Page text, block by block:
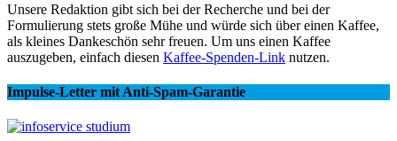
Unsere Redaktion gibt sich bei der Recherche und bei der
Formulierung stets große Mühe und würde sich über einen Kaffee,
als kleines Dankeschön sehr freuen. Um uns einen Kaffee
auszugeben, einfach diesen Kaffee-Spenden-Link nutzen.
Impulse-Letter mit Anti-Spam-Garantie